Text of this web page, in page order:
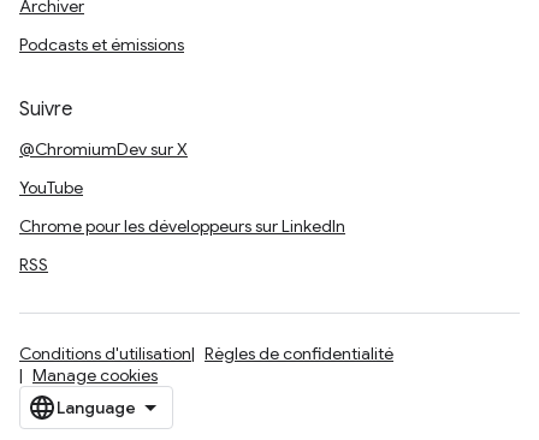
Archiver
Podcasts et émissions
Suivre
@ChromiumDev sur X
YouTube
Chrome pour les développeurs sur LinkedIn
RSS
Conditions d'utilisation
Règles de confidentialité
Manage cookies